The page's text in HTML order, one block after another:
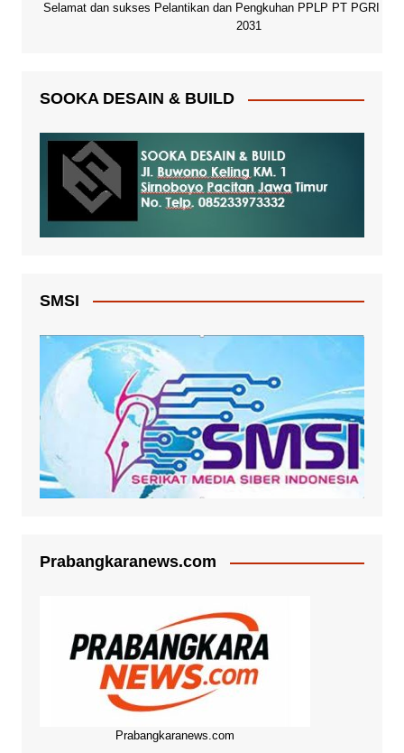
Selamat dan sukses Pelantikan dan Pengkuhan PPLP PT PGRI
2031
SOOKA DESAIN & BUILD
SMSI
Prabangkaranews.com
Prabangkaranews.com